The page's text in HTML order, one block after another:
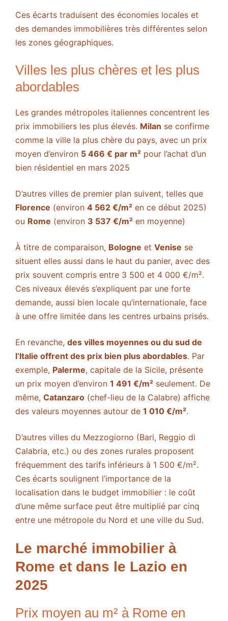
Ces écarts traduisent des économies locales et
des demandes immobilières très différentes selon
les zones géographiques.
Villes les plus chères et les plus
abordables
Les grandes métropoles italiennes concentrent les
prix immobiliers les plus élevés. Milan se confirme
comme la ville la plus chère du pays, avec un prix
moyen d’environ 5 466 € par m² pour l’achat d’un
bien résidentiel en mars 2025​
D’autres villes de premier plan suivent, telles que
Florence (environ 4 562 €/m² en ce début 2025​)
ou Rome (environ 3 537 €/m² en moyenne)​
À titre de comparaison, Bologne et Venise se
situent elles aussi dans le haut du panier, avec des
prix souvent compris entre 3 500 et 4 000 €/m².
Ces niveaux élevés s’expliquent par une forte
demande, aussi bien locale qu’internationale, face
à une offre limitée dans les centres urbains prisés.
En revanche, des villes moyennes ou du sud de
l’Italie offrent des prix bien plus abordables. Par
exemple, Palerme, capitale de la Sicile, présente
un prix moyen d’environ 1 491 €/m² seulement​. De
même, Catanzaro (chef-lieu de la Calabre) affiche
des valeurs moyennes autour de 1 010 €/m²​.
D’autres villes du Mezzogiorno (Bari, Reggio di
Calabria, etc.) ou des zones rurales proposent
fréquemment des tarifs inférieurs à 1 500 €/m².
Ces écarts soulignent l’importance de la
localisation dans le budget immobilier : le coût
d’une même surface peut être multiplié par cinq
entre une métropole du Nord et une ville du Sud.
Le marché immobilier à
Rome et dans le Lazio en
2025
Prix moyen au m² à Rome en